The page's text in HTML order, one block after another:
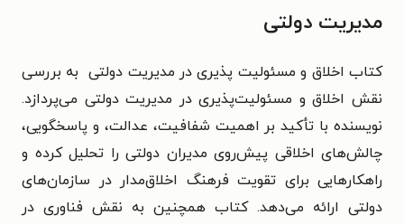
مدیریت دولتی
کتاب اخلاق و مسئولیت پذیری در مدیریت دولتی به بررسی
نقش اخلاق و مسئولیت‌پذیری در مدیریت دولتی می‌پردازد.
نویسنده با تأکید بر اهمیت شفافیت، عدالت، و پاسخگویی،
چالش‌های اخلاقی پیش‌روی مدیران دولتی را تحلیل کرده و
راهکارهایی برای تقویت فرهنگ اخلاق‌مدار در سازمان‌های
دولتی ارائه می‌دهد. کتاب همچنین به نقش فناوری در